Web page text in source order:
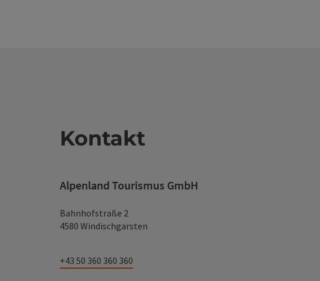
Kontakt
Alpenland Tourismus GmbH
Bahnhofstraße 2
4580 Windischgarsten
+43 50 360 360 360